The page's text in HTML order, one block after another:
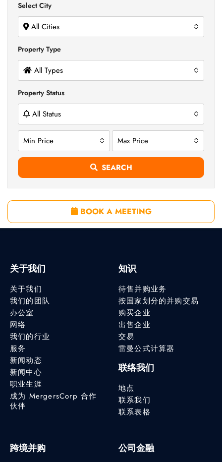
Select City
All Cities
Property Type
All Types
Property Status
All Status
Min Price Max Price
SEARCH
BOOK A MEETING
关于我们
关于我们
我们的团队
办公室
网络
我们的行业
服务
新闻动态
新闻中心
职业生涯
成为 MergersCorp 合作
伙伴
知识
待售并购业务
按国家划分的并购交易
购买企业
出售企业
交易
雷曼公式计算器
联络我们
地点
联系我们
联系表格
跨境并购 公司金融